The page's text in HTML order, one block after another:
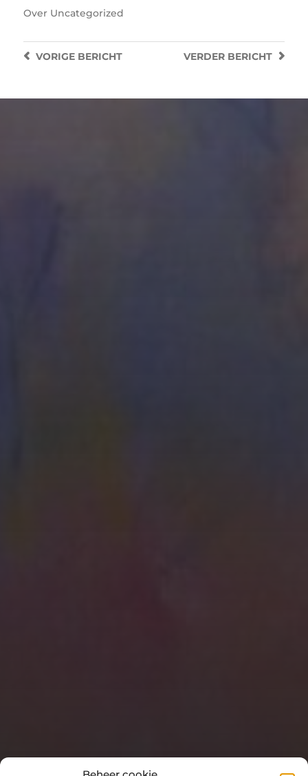
Over Uncategorized
VERDER BERICHT
VORIGEBERICHT